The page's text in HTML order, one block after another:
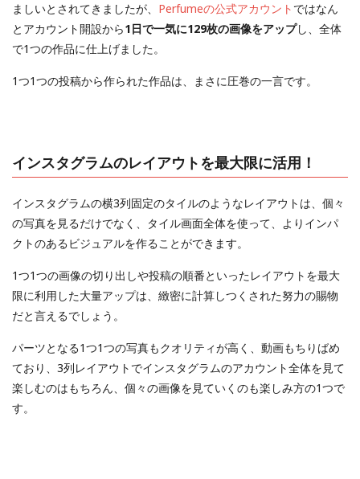
ましいとされてきましたが、 Perfumeの公式アカウント ではなん
とアカウント開設から1日で一気に129枚の画像をアップし、全体
で1つの作品に仕上げました。
1つ1つの投稿から作られた作品は、まさに圧巻の一言です。
インスタグラムのレイアウトを最大限に活用！
インスタグラムの横3列固定のタイルのようなレイアウトは、個々
の写真を見るだけでなく、タイル画面全体を使って、よりインパ
クトのあるビジュアルを作ることができます。
1つ1つの画像の切り出しや投稿の順番といったレイアウトを最大
限に利用した大量アップは、緻密に計算しつくされた努力の賜物
だと言えるでしょう。
パーツとなる1つ1つの写真もクオリティが高く、動画もちりばめ
ており、3列レイアウトでインスタグラムのアカウント全体を見て
楽しむのはもちろん、個々の画像を見ていくのも楽しみ方の1つで
す。